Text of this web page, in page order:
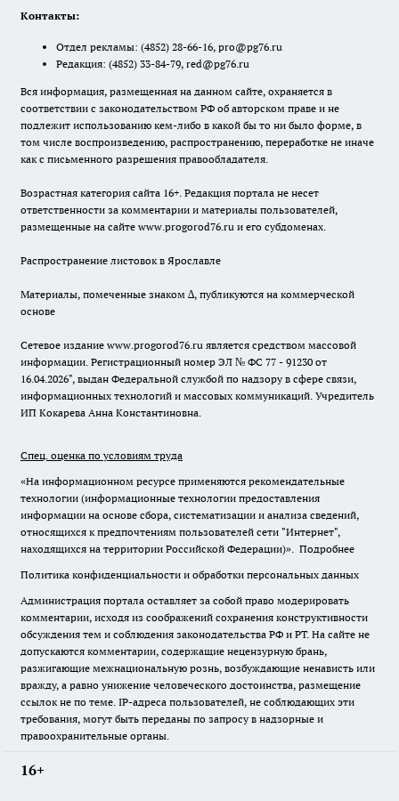
Контакты:
Отдел рекламы: (4852) 28-66-16, pro@pg76.ru
Редакция: (4852) 33-84-79, red@pg76.ru
Вся информация, размещенная на данном сайте, охраняется в
соответствии с законодательством РФ об авторском праве и не
подлежит использованию кем-либо в какой бы то ни было форме, в
том числе воспроизведению, распространению, переработке не иначе
как с письменного разрешения правообладателя.
Возрастная категория сайта 16+. Редакция портала не несет
ответственности за комментарии и материалы пользователей,
размещенные на сайте www.progorod76.ru и его субдоменах.
Распространение листовок в Ярославле
Материалы, помеченные знаком ∆, публикуются на коммерческой
основе
Сетевое издание www.progorod76.ru является средством массовой
информации. Регистрационный номер ЭЛ № ФС 77 - 91230 от
16.04.2026", выдан Федеральной службой по надзору в сфере связи,
информационных технологий и массовых коммуникаций. Учредитель
ИП Кокарева Анна Константиновна.
Спец. оценка по условиям труда
«На информационном ресурсе применяются рекомендательные
технологии (информационные технологии предоставления
информации на основе сбора, систематизации и анализа сведений,
относящихся к предпочтениям пользователей сети "Интернет",
находящихся на территории Российской Федерации)». Подробнее
Политика конфиденциальности и обработки персональных данных
Администрация портала оставляет за собой право модерировать
комментарии, исходя из соображений сохранения конструктивности
обсуждения тем и соблюдения законодательства РФ и РТ. На сайте не
допускаются комментарии, содержащие нецензурную брань,
разжигающие межнациональную рознь, возбуждающие ненависть или
вражду, а равно унижение человеческого достоинства, размещение
ссылок не по теме. IP-адреса пользователей, не соблюдающих эти
требования, могут быть переданы по запросу в надзорные и
правоохранительные органы.
16+